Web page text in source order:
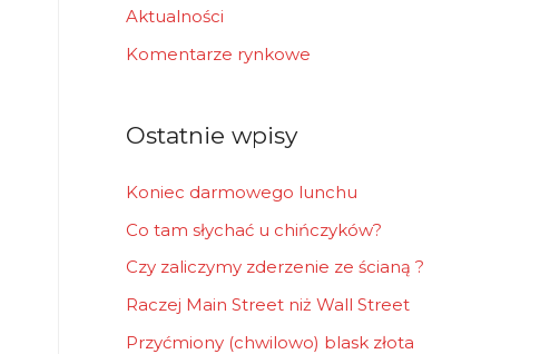
h
f
Aktualności
Komentarze rynkowe
Ostatnie wpisy
Koniec darmowego lunchu
Co tam słychać u chińczyków?
Czy zaliczymy zderzenie ze ścianą ?
Raczej Main Street niż Wall Street
Przyćmiony (chwilowo) blask złota